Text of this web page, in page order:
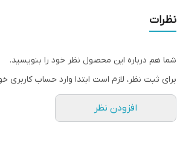
نظرات
شما هم درباره این محصول نظر خود را بنویسید.
برای ثبت نظر، لازم است ابتدا وارد حساب کاربری
افزودن نظر